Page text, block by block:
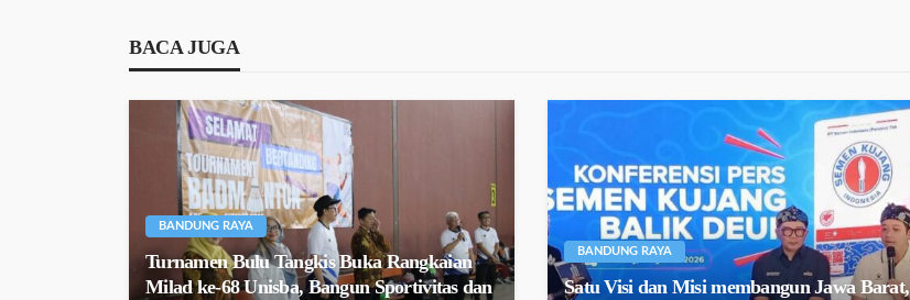
BACA JUGA
BANDUNG RAYA
Turnamen Bulu Tangkis Buka Rangkaian
Milad ke-68 Unisba, Bangun Sportivitas dan
BANDUNG RAYA
Satu Visi dan Misi membangun Jawa Barat,